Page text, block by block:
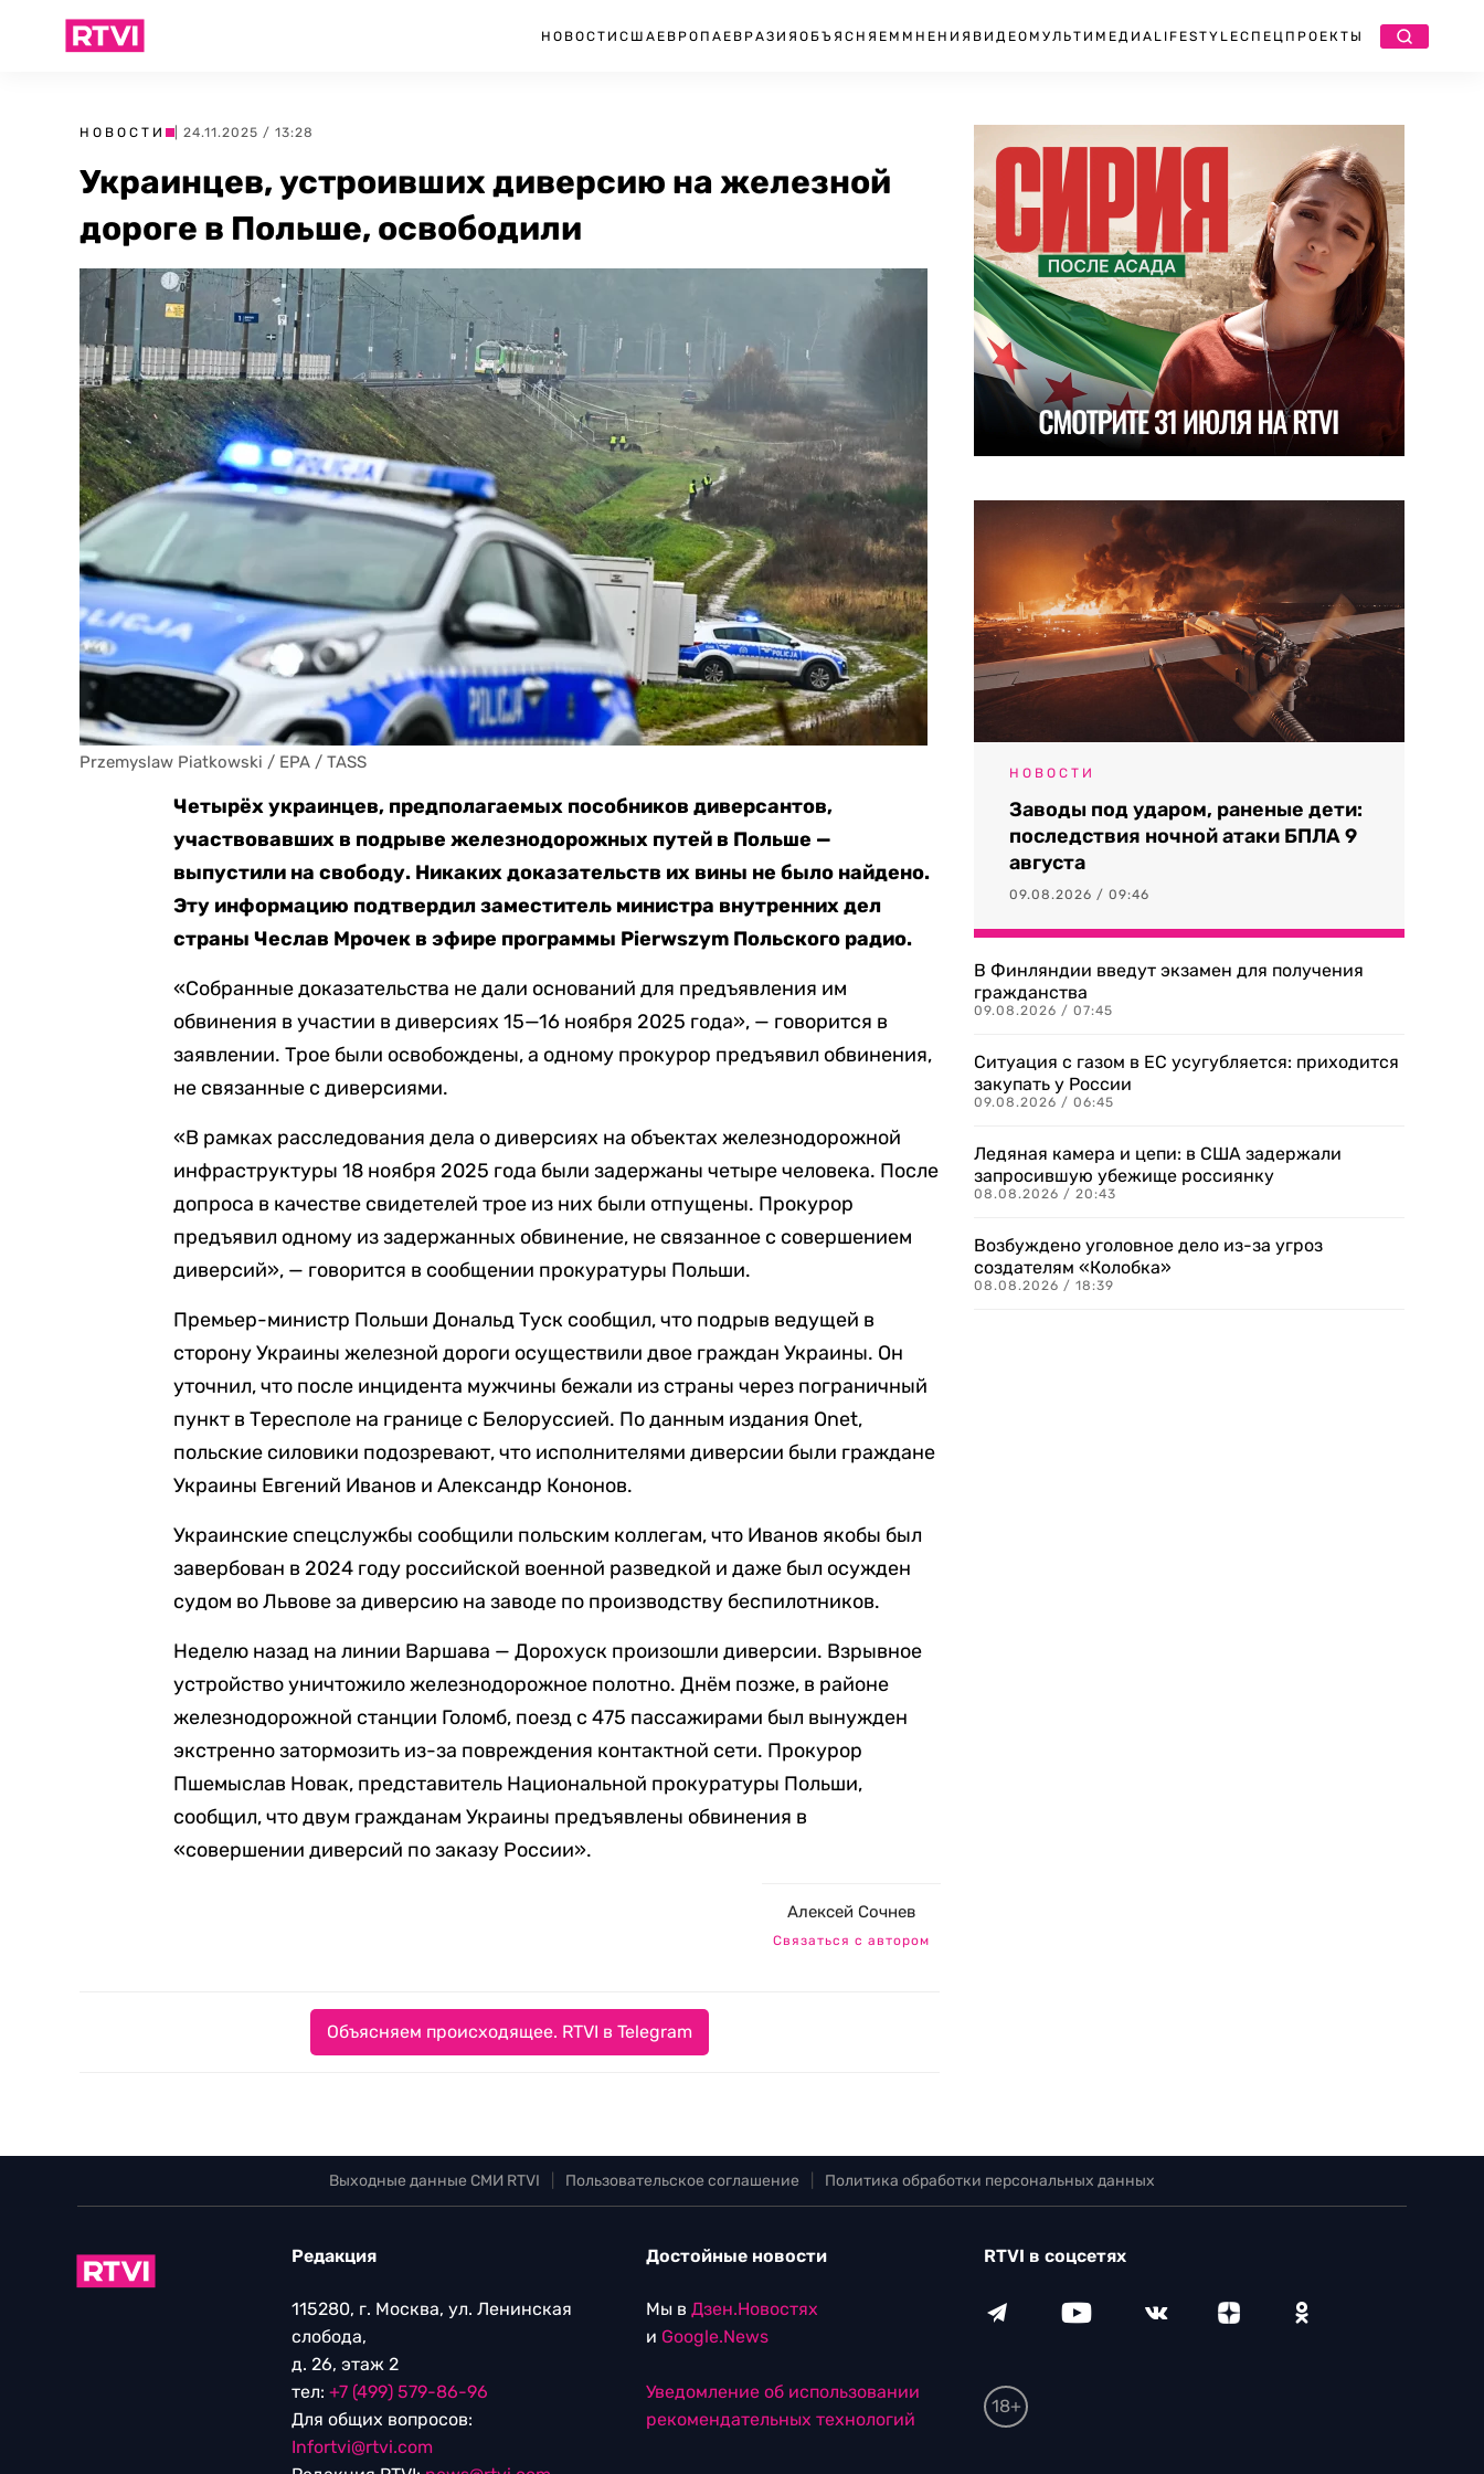
НОВОСТИ США ЕВРОПА ЕВРАЗИЯ ОБЪЯСНЯЕМ МНЕНИЯ ВИДЕО МУЛЬТИМЕДИА LIFESTYLEСПЕЦПРОЕКТЫ
НОВОСТИ | 24.11.2025 / 13:28
Украинцев, устроивших диверсию на железной
дороге в Польше, освободили
Przemyslaw Piatkowski / EPA / TASS
Четырёх украинцев, предполагаемых пособников диверсантов,
участвовавших в подрыве железнодорожных путей в Польше —
выпустили на свободу. Никаких доказательств их вины не было найдено.
Эту информацию подтвердил заместитель министра внутренних дел
страны Чеслав Мрочек в эфире программы Pierwszym Польского радио.
«Собранные доказательства не дали оснований для предъявления им
обвинения в участии в диверсиях 15—16 ноября 2025 года», — говорится в
заявлении. Трое были освобождены, а одному прокурор предъявил обвинения,
не связанные с диверсиями.
«В рамках расследования дела о диверсиях на объектах железнодорожной
инфраструктуры 18 ноября 2025 года были задержаны четыре человека. После
допроса в качестве свидетелей трое из них были отпущены. Прокурор
предъявил одному из задержанных обвинение, не связанное с совершением
диверсий», — говорится в сообщении прокуратуры Польши.
Премьер-министр Польши Дональд Туск сообщил, что подрыв ведущей в
сторону Украины железной дороги осуществили двое граждан Украины. Он
уточнил, что после инцидента мужчины бежали из страны через пограничный
пункт в Тересполе на границе с Белоруссией. По данным издания Onet,
польские силовики подозревают, что исполнителями диверсии были граждане
Украины Евгений Иванов и Александр Кононов.
Украинские спецслужбы сообщили польским коллегам, что Иванов якобы был
завербован в 2024 году российской военной разведкой и даже был осужден
судом во Львове за диверсию на заводе по производству беспилотников.
Неделю назад на линии Варшава — Дорохуск произошли диверсии. Взрывное
устройство уничтожило железнодорожное полотно. Днём позже, в районе
железнодорожной станции Голомб, поезд с 475 пассажирами был вынужден
экстренно затормозить из-за повреждения контактной сети. Прокурор
Пшемыслав Новак, представитель Национальной прокуратуры Польши,
сообщил, что двум гражданам Украины предъявлены обвинения в
«совершении диверсий по заказу России».
Алексей Сочнев
Связаться с автором
Объясняем происходящее. RTVI в Telegram
НОВОСТИ
Заводы под ударом, раненые дети:
последствия ночной атаки БПЛА 9
августа
09.08.2026 / 09:46
В Финляндии введут экзамен для получения
гражданства
09.08.2026 / 07:45
Ситуация с газом в ЕС усугубляется: приходится
закупать у России
09.08.2026 / 06:45
Ледяная камера и цепи: в США задержали
запросившую убежище россиянку
08.08.2026 / 20:43
Возбуждено уголовное дело из-за угроз
создателям «Колобка»
08.08.2026 / 18:39
Выходные данные СМИ RTVI Пользовательское соглашение Политика обработки персональных данных
Редакция
115280, г. Москва, ул. Ленинская
слобода,
д. 26, этаж 2
тел: +7 (499) 579-86-96
Для общих вопросов:
Infortvi@rtvi.com
Достойные новости
Мы в Дзен.Новостях
и Google.News
Уведомление об использовании
рекомендательных технологий
RTVI в соцсетях
18+